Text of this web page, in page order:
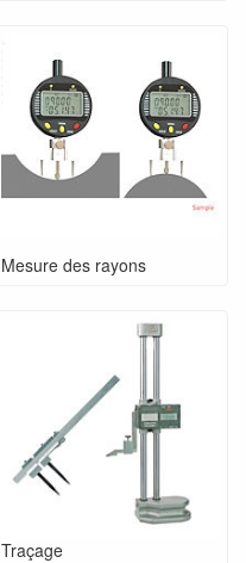
Mesure des rayons
Traçage